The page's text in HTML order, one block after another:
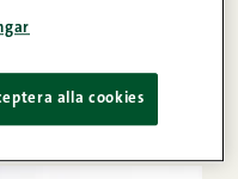
regional till
aktöralla cookies